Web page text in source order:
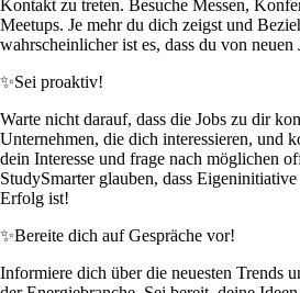
Kontakt zu treten. Besuche Messen,
Meetups. Je mehr du dich zeigst und
wahrscheinlicher ist es, dass du von
✨Sei proaktiv!
Warte nicht darauf, dass die Jobs zu dir
Unternehmen, die dich interessieren, und
dein Interesse und frage nach möglichen
StudySmarter glauben, dass
Erfolg ist!
✨Bereite dich auf Gespräche vor!
Informiere dich über die neuesten Trends